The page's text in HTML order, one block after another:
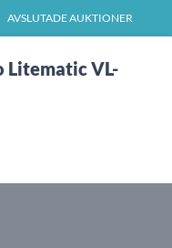
AVSLUTADE AUKTIONER
VL-